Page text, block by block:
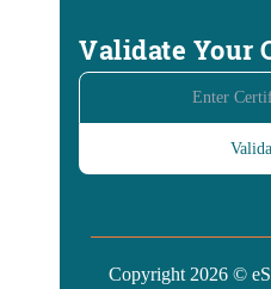
Validate Your
Copyright 2026 ©